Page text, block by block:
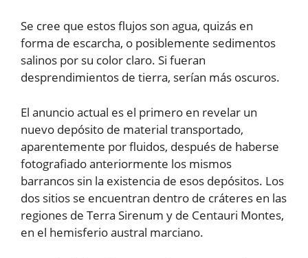
Se cree que estos flujos son agua, quizás en
forma de escarcha, o posiblemente sedimentos
salinos por su color claro. Si fueran
desprendimientos de tierra, serían más oscuros.
El anuncio actual es el primero en revelar un
nuevo depósito de material transportado,
aparentemente por fluidos, después de haberse
fotografiado anteriormente los mismos
barrancos sin la existencia de esos depósitos. Los
dos sitios se encuentran dentro de cráteres en las
regiones de Terra Sirenum y de Centauri Montes,
en el hemisferio austral marciano.